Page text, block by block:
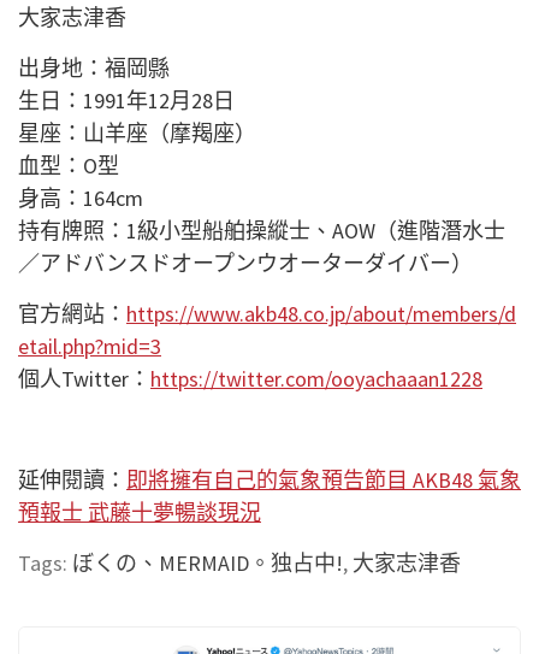
大家志津香
出身地：福岡縣
生日：1991年12月28日
星座：山羊座（摩羯座）
血型：O型
身高：164cm
持有牌照：1級小型船舶操縱士、AOW（進階潛水士
／アドバンスドオープンウオーターダイバー）
官方網站： https://www.akb48.co.jp/about/members/d
etail.php?mid=3
個人Twitter： https://twitter.com/ooyachaaan1228
延伸閱讀： 即將擁有自己的氣象預告節目 AKB48 氣象
預報士 武藤十夢暢談現況
Tags: ぼくの、MERMAID。独占中!, 大家志津香